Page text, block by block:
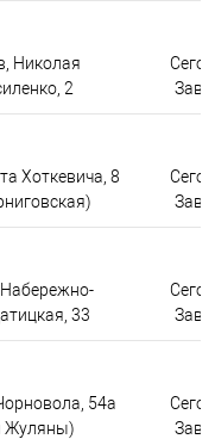
Николая
2
Хоткевича, 8
Набережно-
33
54а
Жуляны)